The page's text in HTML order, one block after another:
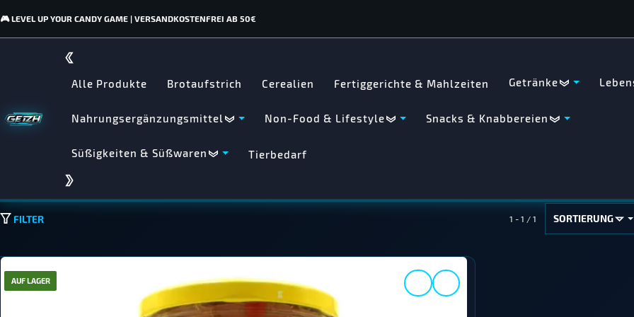
🎮 LEVEL UP YOUR CANDY GAME | VERSANDKOSTENFREI AB 50€
Alle Produkte Brotaufstrich Cerealien Fertiggerichte & Mahlzeiten Getränke
Nahrungsergänzungsmittel Non-Food & Lifestyle Snacks & Knabbereien
Süßigkeiten & Süßwaren Tierbedarf
FILTER 1 - 1 / 1 SORTIERUNG
AUF LAGER